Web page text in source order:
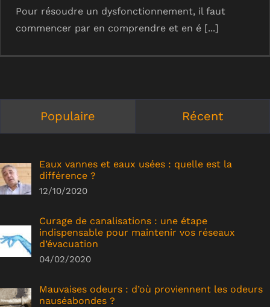
Pour résoudre un dysfonctionnement, il faut
commencer par en comprendre et en é [...]
Populaire Récent
Eaux vannes et eaux usées : quelle est la
différence ?
12/10/2020
Curage de canalisations : une étape
indispensable pour maintenir vos réseaux
d’évacuation
04/02/2020
Mauvaises odeurs : d’où proviennent les odeurs
nauséabondes ?